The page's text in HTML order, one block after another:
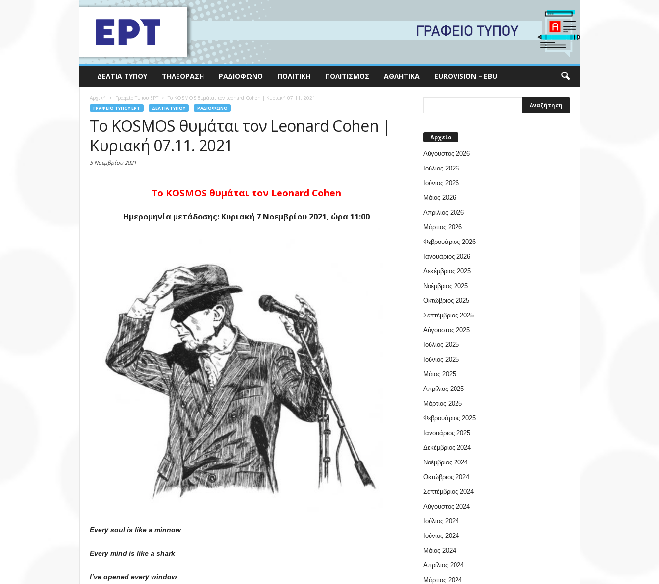
ΔΕΛΤΊΑ ΤΎΠΟΥ ΤΗΛΕΌΡΑΣΗ ΡΑΔΙΌΦΩΝΟ ΠΟΛΙΤΙΚΉ ΠΟΛΙΤΙΣΜΌΣ ΑΘΛΗΤΙΚΆ EUROVISION – EBU
Αρχική Γραφείο Τύπου ΕΡΤ To KOSMOS θυμάται τον Leonard Cohen | Kυριακή 07.11. 2021
ΓΡΑΦΕΊΟ ΤΎΠΟΥ ΕΡΤ ΔΕΛΤΊΑ ΤΎΠΟΥ ΡΑΔΙΌΦΩΝΟ
To KOSMOS θυμάται τον Leonard Cohen |
Kυριακή 07.11. 2021
5 Νοεμβρίου 2021
Το KOSMOS θυμάται τον Leonard Cohen
Ημερομηνία μετάδοσης: Κυριακή 7 Νοεμβρίου 2021, ώρα 11:00
Every soul is like a minnow
Every mind is like a shark
I’ve opened every window
Αρχείο
Αύγουστος 2026
Ιούλιος 2026
Ιούνιος 2026
Μάιος 2026
Απρίλιος 2026
Μάρτιος 2026
Φεβρουάριος 2026
Ιανουάριος 2026
Δεκέμβριος 2025
Νοέμβριος 2025
Οκτώβριος 2025
Σεπτέμβριος 2025
Αύγουστος 2025
Ιούλιος 2025
Ιούνιος 2025
Μάιος 2025
Απρίλιος 2025
Μάρτιος 2025
Φεβρουάριος 2025
Ιανουάριος 2025
Δεκέμβριος 2024
Νοέμβριος 2024
Οκτώβριος 2024
Σεπτέμβριος 2024
Αύγουστος 2024
Ιούλιος 2024
Ιούνιος 2024
Μάιος 2024
Απρίλιος 2024
Μάρτιος 2024